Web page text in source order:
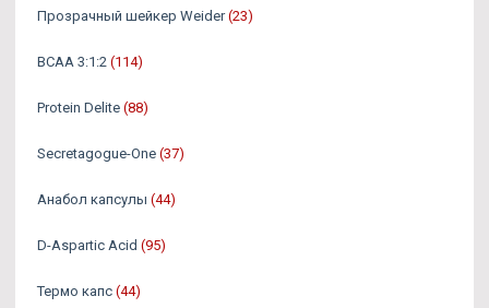
Прозрачный шейкер Weider (23)
BCAA 3:1:2 (114)
Protein Delite (88)
Secretagogue-One (37)
Анабол капсулы (44)
D-Aspartic Acid (95)
Термо капс (44)